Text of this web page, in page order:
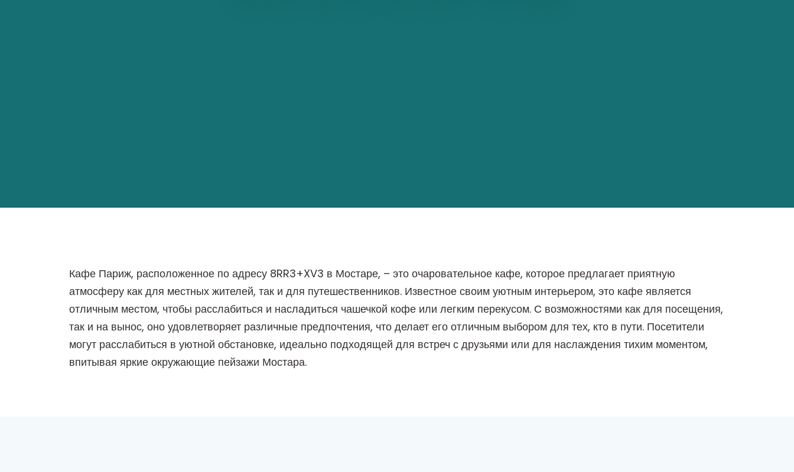
Кафе Париж, расположенное по адресу 8RR3+XV3 в Мостаре, – это очаровательное кафе, которое предлагает приятную
атмосферу как для местных жителей, так и для путешественников. Известное своим уютным интерьером, это кафе является
отличным местом, чтобы расслабиться и насладиться чашечкой кофе или легким перекусом. С возможностями как для посещения,
так и на вынос, оно удовлетворяет различные предпочтения, что делает его отличным выбором для тех, кто в пути. Посетители
могут расслабиться в уютной обстановке, идеально подходящей для встреч с друзьями или для наслаждения тихим моментом,
впитывая яркие окружающие пейзажи Мостара.